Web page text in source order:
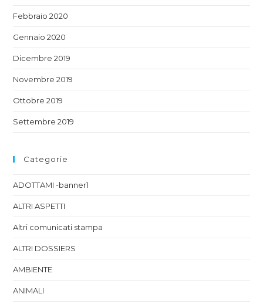
Febbraio 2020
Gennaio 2020
Dicembre 2019
Novembre 2019
Ottobre 2019
Settembre 2019
Categorie
ADOTTAMI -banner1
ALTRI ASPETTI
Altri comunicati stampa
ALTRI DOSSIERS
AMBIENTE
ANIMALI